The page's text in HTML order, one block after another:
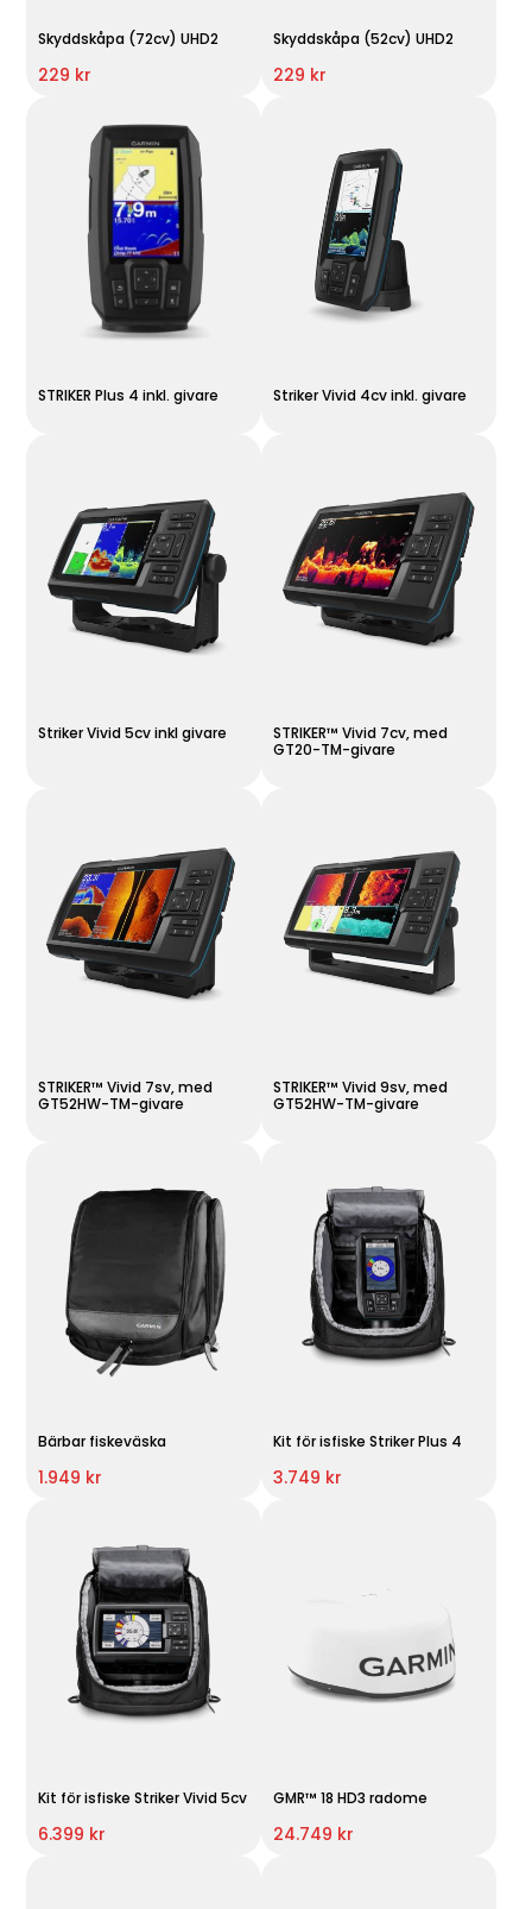
Skyddskåpa (72cv) UHD2
229 kr
Skyddskåpa (52cv) UHD2
229 kr
STRIKER Plus 4 inkl. givare Striker Vivid 4cv inkl. givare
Striker Vivid 5cv inkl givare
STRIKER™ Vivid 7cv, med
GT20-TM-givare
STRIKER™ Vivid 7sv, med
GT52HW-TM-givare
STRIKER™ Vivid 9sv, med
GT52HW-TM-givare
Bärbar fiskeväska
1.949 kr
Kit för isfiske Striker Plus 4
3.749 kr
Kit för isfiske Striker Vivid 5cv
6.399 kr
GMR™ 18 HD3 radome
24.749 kr